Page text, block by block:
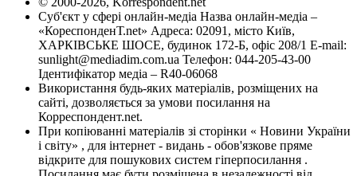
Суб'єкт у сфері онлайн-медіа Назва онлайн-медіа –
«КореспонденТ.net» Адреса: 02091, місто Київ,
ХАРКІВСЬКЕ ШОСЕ, будинок 172-Б, офіс 208/1 E-mail:
sunlight@mediadim.com.ua Телефон: 044-205-43-00
Ідентифікатор медіа – R40-06068
Використання будь-яких матеріалів, розміщених на
сайті, дозволяється за умови посилання на
Корреспондент.net.
При копіюванні матеріалів зі сторінки « Новини України
і світу» , для інтернет - видань - обов'язкове пряме
відкрите для пошукових систем гіперпосилання .